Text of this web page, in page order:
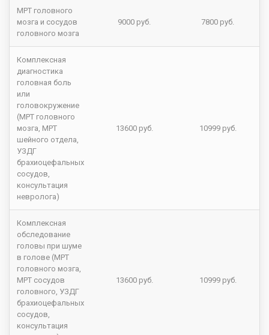
МРТ головного
мозга и сосудов
головного мозга
9000 руб. 7800 руб.
Комплексная
диагностика
головная боль
или
головокружение
(МРТ головного
мозга, МРТ
шейного отдела,
УЗДГ
брахиоцефальных
сосудов,
консультация
невролога)
13600 руб. 10999 руб.
Комплексная
обследование
головы при шуме
в голове (МРТ
головного мозга,
МРТ сосудов
головного, УЗДГ
брахиоцефальных
сосудов,
консультация
13600 руб. 10999 руб.